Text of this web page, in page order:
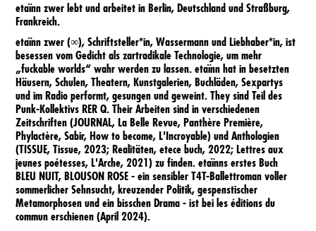
BfF1
BfF2
etaïnn zwer lebt und arbeitet in Berlin, Deutschland und Straßburg,
Frankreich.
etaïnn zwer (∞), Schriftsteller*in, Wassermann und Liebhaber*in, ist
besessen vom Gedicht als zartradikale Technologie, um mehr
„fuckable worlds“ wahr werden zu lassen. etaïnn hat in besetzten
Häusern, Schulen, Theatern, Kunstgalerien, Buchläden, Sexpartys
und im Radio performt, gesungen und geweint. They sind Teil des
Punk-Kollektivs RER Q. Their Arbeiten sind in verschiedenen
Zeitschriften (JOURNAL, La Belle Revue, Panthère Première,
Phylactère, Sabir, How to become, L'Incroyable) und Anthologien
(TISSUE, Tissue, 2023; Realitäten, etece buch, 2022; Lettres aux
jeunes poétesses, L'Arche, 2021) zu finden. etaïnns erstes Buch
BLEU NUIT, BLOUSON ROSE - ein sensibler T4T-Ballettroman voller
sommerlicher Sehnsucht, kreuzender Politik, gespenstischer
Metamorphosen und ein bisschen Drama - ist bei les éditions du
commun erschienen (April 2024).